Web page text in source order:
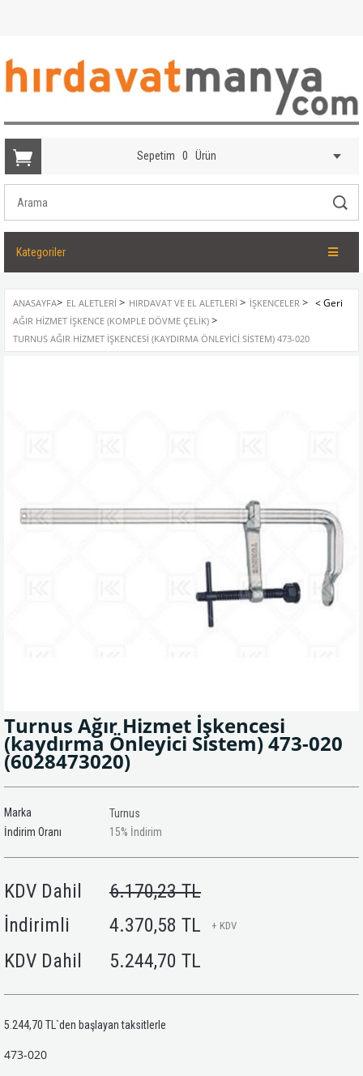
Sepetim 0 Ürün
Kategoriler
ANASAYFA> EL ALETLERI > HIRDAVAT VE EL ALETLERI > İŞKENCELER >
AĞIR HIZMET İŞKENCE (KOMPLE DÖVME ÇELIK) >
TURNUS AĞIR HIZMET İŞKENCESI (KAYDIRMA ÖNLEYICI SISTEM) 473-020
Turnus Ağır Hizmet İşkencesi
(kaydırma Önleyici Sistem) 473-020
(6028473020)
Marka
Turnus
İndirim Oranı
%
15 İndirim
KDV Dahil
6.170,23 TL
İndirimli
4.370,58 TL + KDV
KDV Dahil 5.244,70 TL
5.244,70 TL `den başlayan taksitlerle
473-020